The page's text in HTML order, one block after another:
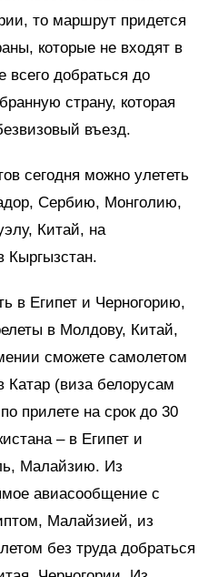
то маршрут придется
которые не входят в
всего добраться до
страну, которая
въезд.
сегодня можно улететь
Сербию, Монголию,
Китай, на
Кыргызстан.
в Египет и Черногорию,
в Молдову, Китай,
сможете самолетом
Катар (виза белорусам
прилете на срок до 30
– в Египет и
Малайзию. Из
авиасообщение с
Малайзией, из
без труда добраться